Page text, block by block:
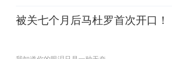
被关七个月后马杜罗首次开口！